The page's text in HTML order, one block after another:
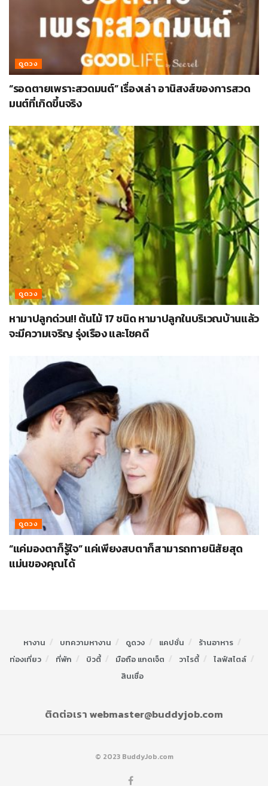
ดูดวง
“รอดตายเพราะสวดมนต์” เรื่องเล่า อานิสงส์ของการสวด
มนต์ที่เกิดขึ้นจริง
ดูดวง
หามาปลูกด่วน!! ต้นไม้ 17 ชนิด หามาปลูกในบริเวณบ้านแล้ว
จะมีความเจริญ รุ่งเรือง และโชคดี
ดูดวง
“แค่มองตาก็รู้ใจ” แค่เพียงสบตาก็สามารถทายนิสัยสุด
แม่นของคุณได้
หางาน บทความหางาน ดูดวง แคปชั่น
ร้านอาหาร
ท่องเที่ยว
ที่พัก บิวตี้ มือถือ แกดเจ็ต วาไรตี้
ไลฟ์สไตล์
สินเชื่อ
ติดต่อเรา webmaster@buddyjob.com
© 2023 BuddyJob.com